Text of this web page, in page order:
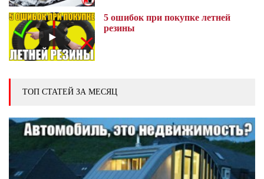
5 ошибок при покупке летней
резины
ТОП СТАТЕЙ ЗА МЕСЯЦ